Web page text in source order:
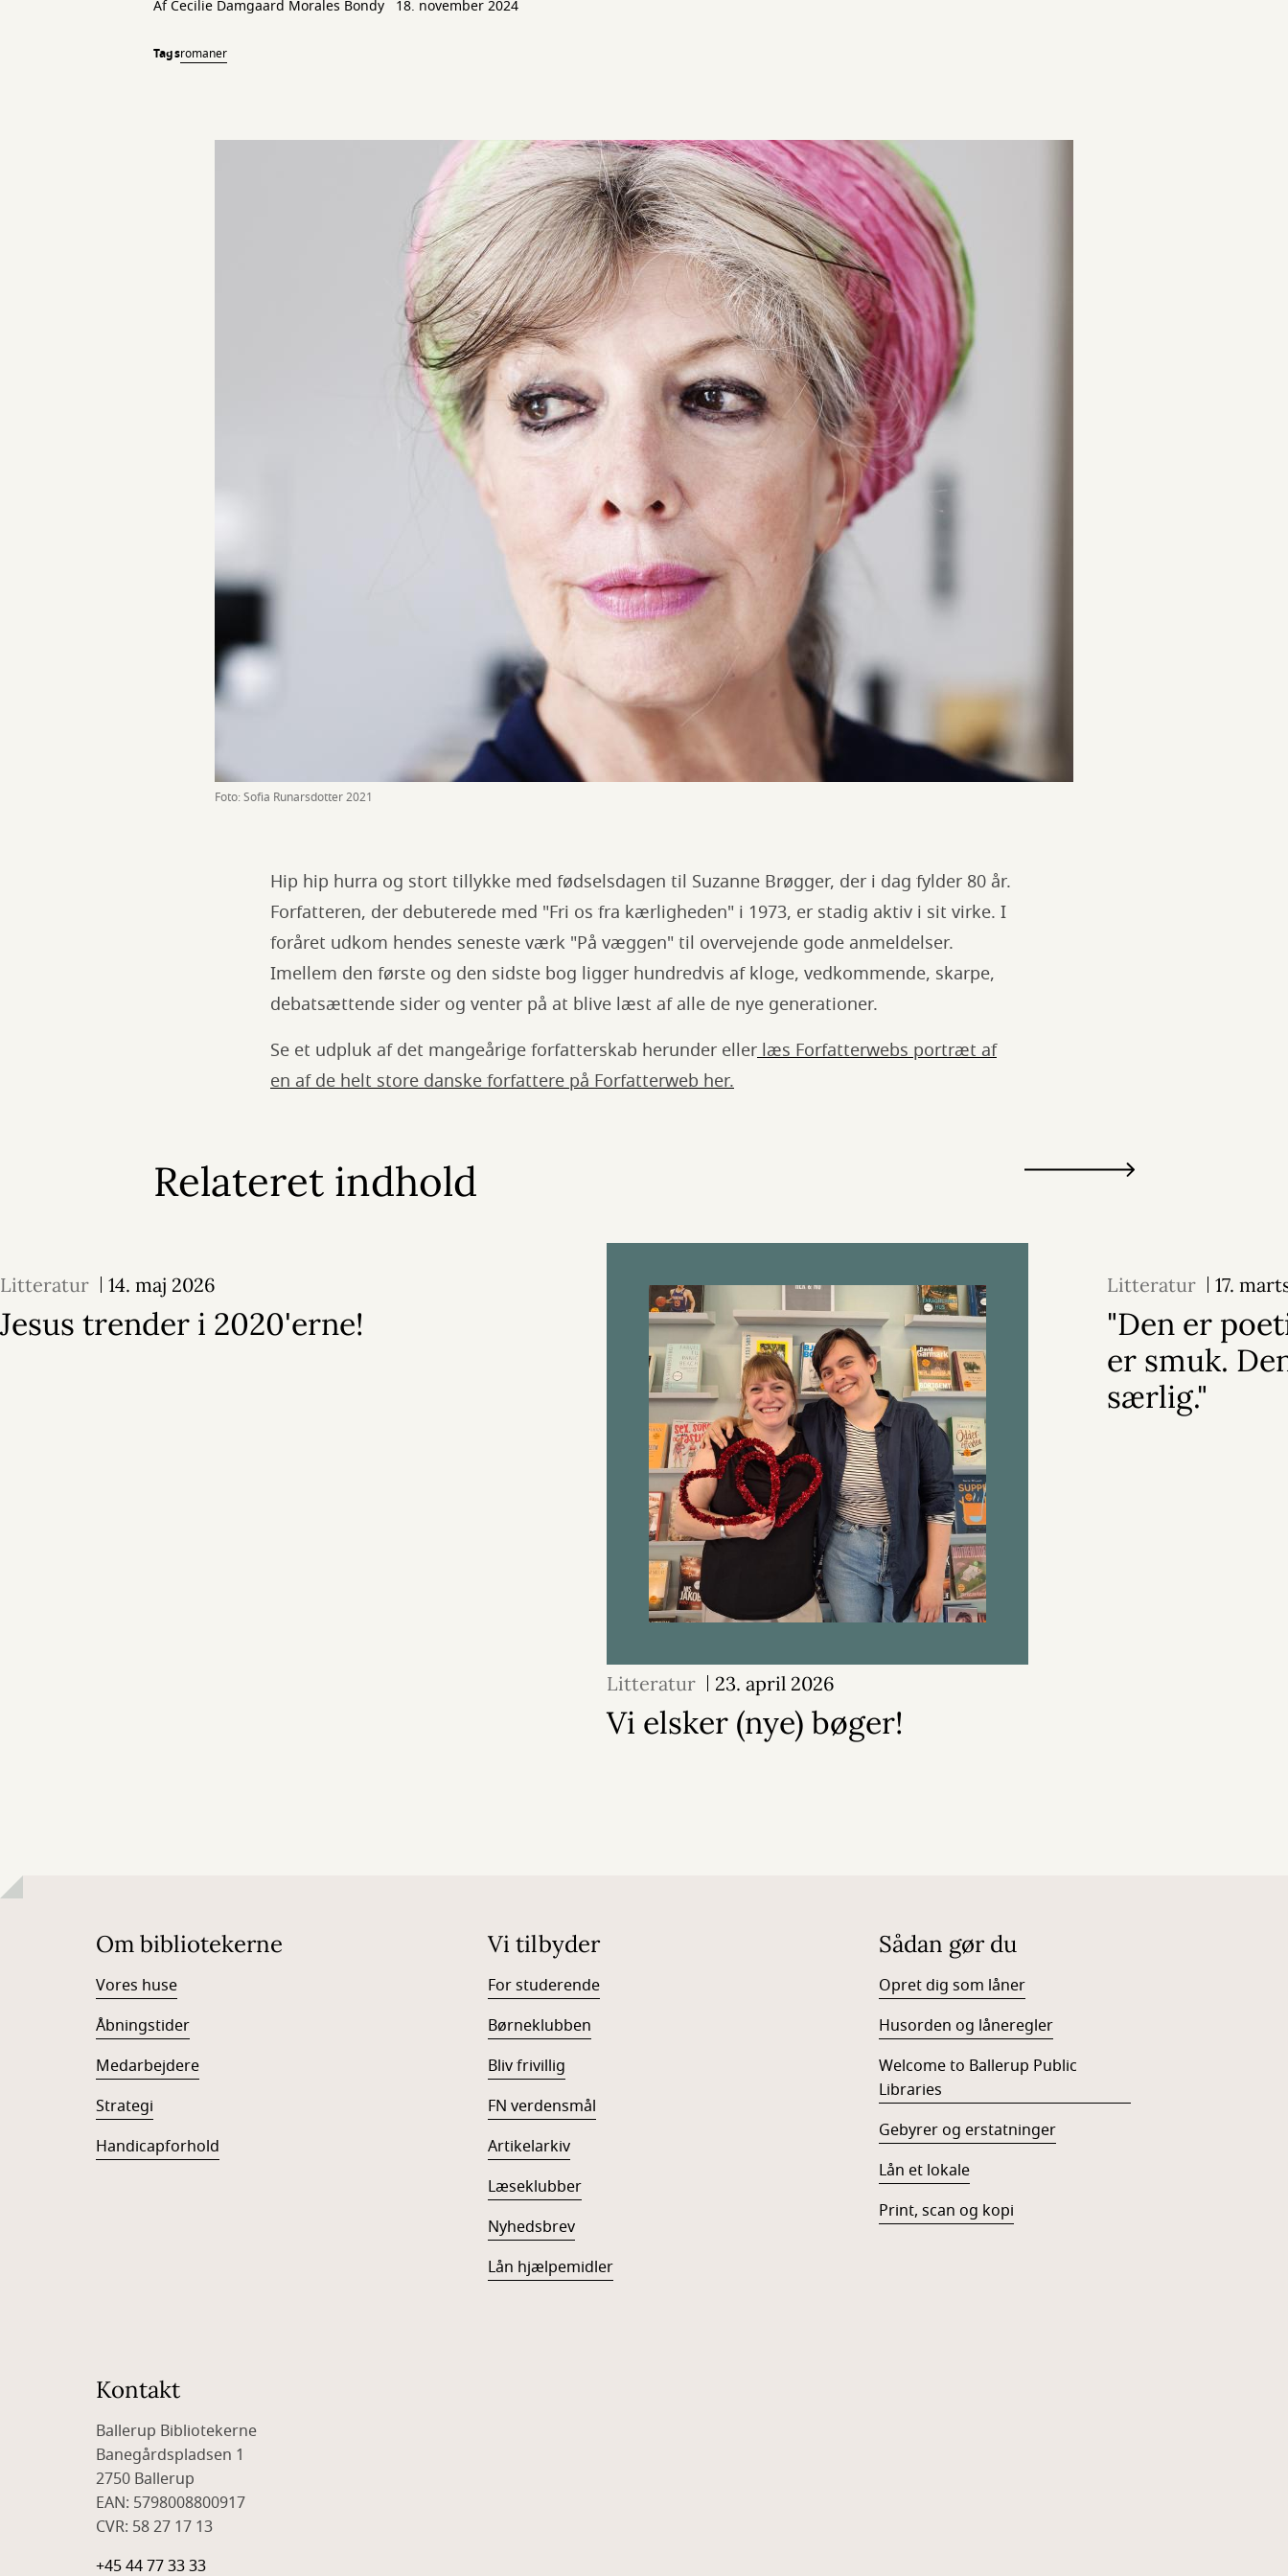
AfCecilie Damgaard Morales Bondy 18. november 2024
Tagsromaner
Foto: Sofia Runarsdotter 2021
Hip hip hurra og stort tillykke med fødselsdagen til Suzanne Brøgger, der i dag fylder 80 år.
Forfatteren, der debuterede med "Fri os fra kærligheden" i 1973, er stadig aktiv i sit virke. I
foråret udkom hendes seneste værk "På væggen" til overvejende gode anmeldelser.
Imellem den første og den sidste bog ligger hundredvis af kloge, vedkommende, skarpe,
debatsættende sider og venter på at blive læst af alle de nye generationer.
Se et udpluk af det mangeårige forfatterskab herunder eller læs Forfatterwebs portræt af
en af de helt store danske forfattere på Forfatterweb her.
Relateret indhold
Litteratur 14. maj 2026
Jesus trender i 2020'erne!
Litteratur 23. april 2026
Vi elsker (nye) bøger!
Litteratur 17.
"Den er
er smuk.
særlig."
Om bibliotekerne
Vores huse
Åbningstider
Medarbejdere
Strategi
Handicapforhold
Vi tilbyder
For studerende
Børneklubben
Bliv frivillig
FN verdensmål
Artikelarkiv
Læseklubber
Nyhedsbrev
Lån hjælpemidler
Sådan gør du
Opret dig som låner
Husorden og låneregler
Welcome to Ballerup Public
Libraries
Gebyrer og erstatninger
Lån et lokale
Print, scan og kopi
Kontakt
Ballerup Bibliotekerne
Banegårdspladsen 1
2750 Ballerup
EAN: 5798008800917
CVR: 58 27 17 13
+45 44 77 33 33